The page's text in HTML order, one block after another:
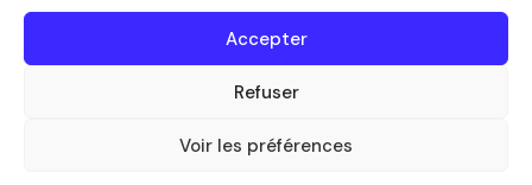
Accepter
Refuser
Voir les préférences
+33 7 49 60 92 02